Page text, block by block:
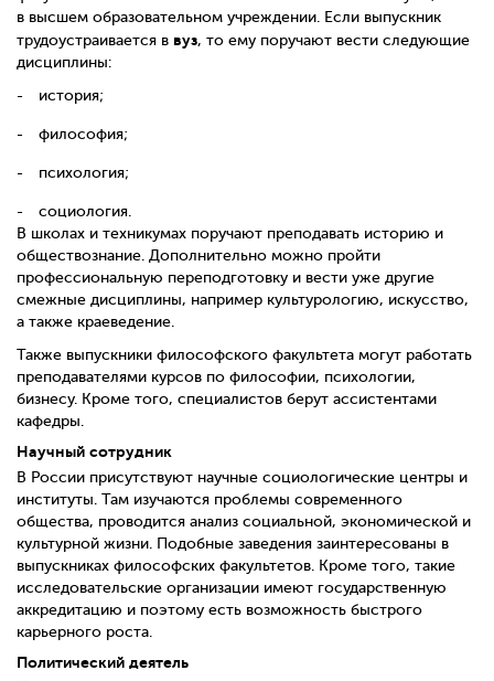
в высшем образовательном учреждении. Если выпускник
трудоустраивается в вуз, то ему поручают вести следующие
дисциплины:
история;
философия;
психология;
социология.
В школах и техникумах поручают преподавать историю и
обществознание. Дополнительно можно пройти
профессиональную переподготовку и вести уже другие
смежные дисциплины, например культурологию, искусство,
а также краеведение.
Также выпускники философского факультета могут работать
преподавателями курсов по философии, психологии,
бизнесу. Кроме того, специалистов берут ассистентами
кафедры.
Научный сотрудник
В России присутствуют научные социологические центры и
институты. Там изучаются проблемы современного
общества, проводится анализ социальной, экономической и
культурной жизни. Подобные заведения заинтересованы в
выпускниках философских факультетов. Кроме того, такие
исследовательские организации имеют государственную
аккредитацию и поэтому есть возможность быстрого
карьерного роста.
Политический деятель